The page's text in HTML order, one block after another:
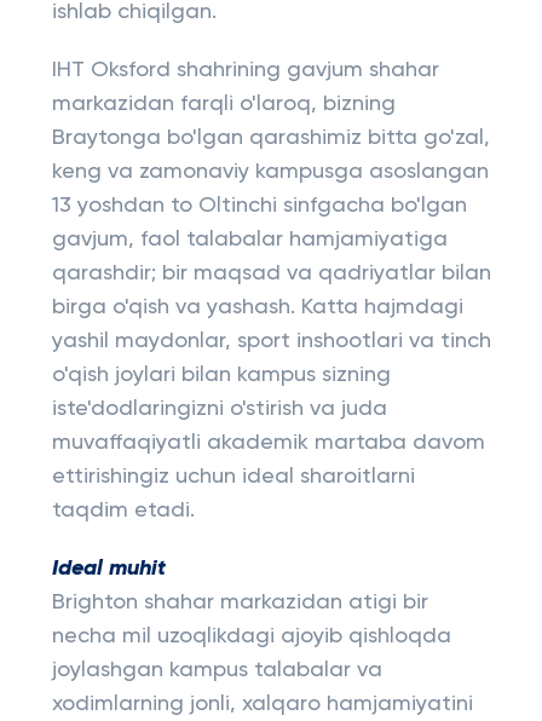
ishlab chiqilgan.
IHT Oksford shahrining gavjum shahar
markazidan farqli o'laroq, bizning
Braytonga bo'lgan qarashimiz bitta go'zal,
keng va zamonaviy kampusga asoslangan
13 yoshdan to Oltinchi sinfgacha bo'lgan
gavjum, faol talabalar hamjamiyatiga
qarashdir; bir maqsad va qadriyatlar bilan
birga o'qish va yashash. Katta hajmdagi
yashil maydonlar, sport inshootlari va tinch
o'qish joylari bilan kampus sizning
iste'dodlaringizni o'stirish va juda
muvaffaqiyatli akademik martaba davom
ettirishingiz uchun ideal sharoitlarni
taqdim etadi.
Ideal muhit
Brighton shahar markazidan atigi bir
necha mil uzoqlikdagi ajoyib qishloqda
joylashgan kampus talabalar va
xodimlarning jonli, xalqaro hamjamiyatini